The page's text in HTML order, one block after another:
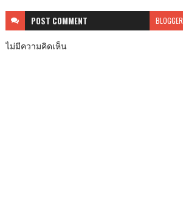
POST COMMENT BLOGGER
ไม่มีความคิดเห็น